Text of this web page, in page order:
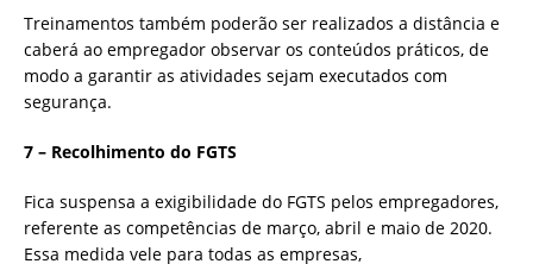
Treinamentos também poderão ser realizados a distância e
caberá ao empregador observar os conteúdos práticos, de
modo a garantir as atividades sejam executados com
segurança.
7 – Recolhimento do FGTS
Fica suspensa a exigibilidade do FGTS pelos empregadores,
referente as competências de março, abril e maio de 2020.
Essa medida vele para todas as empresas,